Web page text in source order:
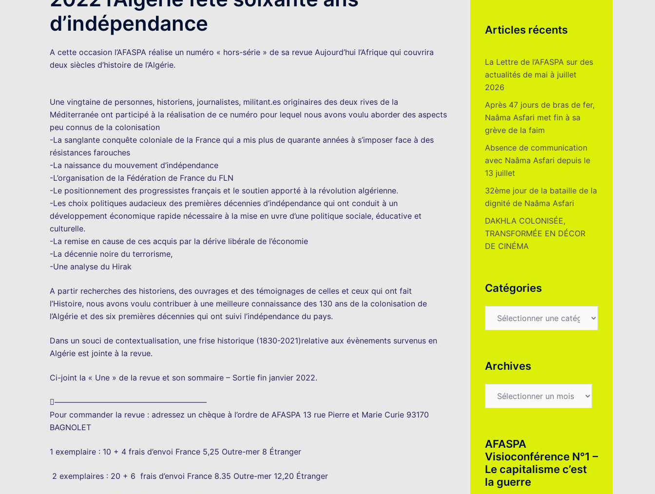
d’indépendance
A cette occasion l’AFASPA réalise un numéro « hors-série » de sa revue Aujourd’hui l’Afrique qui couvrira
deux siècles d’histoire de l’Algérie.
Une vingtaine de personnes, historiens, journalistes, militant.es originaires des deux rives de la
Méditerranée ont participé à la réalisation de ce numéro pour lequel nous avons voulu aborder des aspects
peu connus de la colonisation
-La sanglante conquête coloniale de la France qui a mis plus de quarante années à s’imposer face à des
résistances farouches
-La naissance du mouvement d’indépendance
-L’organisation de la Fédération de France du FLN
-Le positionnement des progressistes français et le soutien apporté à la révolution algérienne.
-Les choix politiques audacieux des premières décennies d’indépendance qui ont conduit à un
développement économique rapide nécessaire à la mise en uvre d’une politique sociale, éducative et
culturelle.
-La remise en cause de ces acquis par la dérive libérale de l’économie
-La décennie noire du terrorisme,
-Une analyse du Hirak
A partir recherches des historiens, des ouvrages et des témoignages de celles et ceux qui ont fait
l’Histoire, nous avons voulu contribuer à une meilleure connaissance des 130 ans de la colonisation de
l’Algérie et des six premières décennies qui ont suivi l’indépendance du pays.
Dans un souci de contextualisation, une frise historique (1830-2021)relative aux évènements survenus en
Algérie est jointe à la revue.
Ci-joint la « Une » de la revue et son sommaire – Sortie fin janvier 2022.
———————————————————–
Pour commander la revue : adressez un chèque à l’ordre de AFASPA 13 rue Pierre et Marie Curie 93170
BAGNOLET
1 exemplaire : 10 + 4 frais d’envoi France 5,25 Outre-mer 8 Étranger
 2 exemplaires : 20 + 6  frais d’envoi France 8.35 Outre-mer 12,20 Étranger
Articles récents
La Lettre de l’AFASPA sur des
actualités de mai à juillet
2026
Après 47 jours de bras de fer,
Naâma Asfari met fin à sa
grève de la faim
Absence de communication
avec Naâma Asfari depuis le
13 juillet
32ème jour de la bataille de la
dignité de Naâma Asfari
DAKHLA COLONISÉE,
TRANSFORMÉE EN DÉCOR
DE CINÉMA
Catégories
Archives
AFASPA
Visioconférence N°1 –
Le capitalisme c’est
la guerre